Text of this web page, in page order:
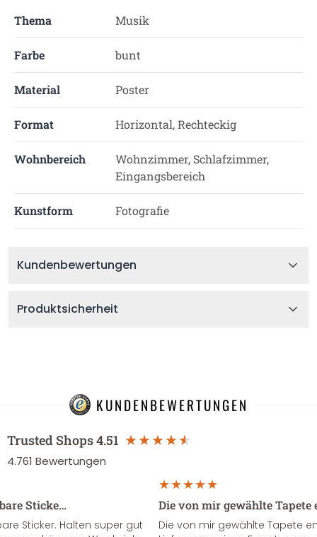
Thema Musik
Farbe bunt
Material Poster
Format Horizontal, Rechteckig
Wohnbereich
Wohnzimmer, Schlafzimmer,
Eingangsbereich
Kunstform Fotografie
Kundenbewertungen
Produktsicherheit
KUNDENBEWERTUNGEN
Trusted Shops4.51
4.761 Bewertungen
Sticke…
Sticker. Halten super gut
Die von mir gewählte
Die von mir gewählte Tapete